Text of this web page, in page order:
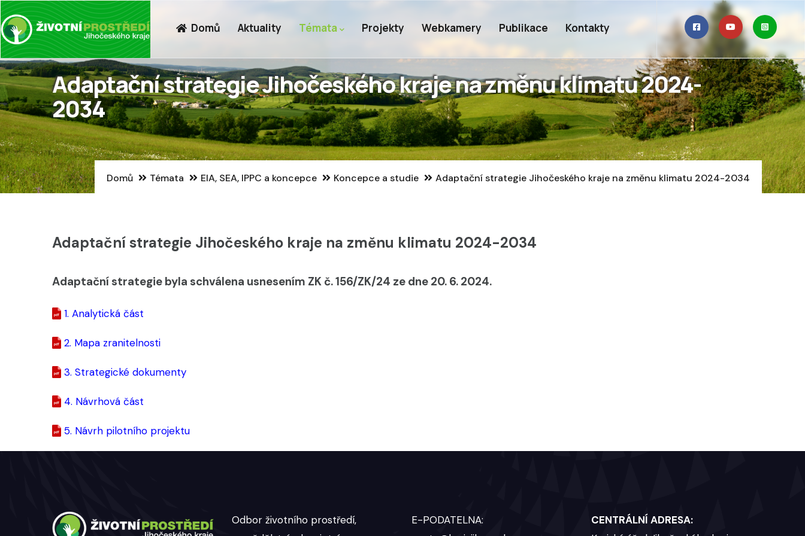
Přejít
k
hlavnímu
obsahu
navigace
Domů Aktuality Témata Projekty Webkamery Publikace Kontakty
Adaptační strategie Jihočeského kraje na změnu klimatu 2024-
2034
Domů Témata EIA, SEA, IPPC a koncepce Koncepce a studie Adaptační strategie Jihočeského kraje na změnu klimatu 2024-2034
Adaptační strategie Jihočeského kraje na změnu klimatu 2024-2034
Adaptační strategie byla schválena usnesením ZK č. 156/ZK/24 ze dne 20. 6. 2024.
1. Analytická část
2. Mapa zranitelnosti
3. Strategické dokumenty
4. Návrhová část
5. Návrh pilotního projektu
Odbor životního prostředí,
E-PODATELNA:
CENTRÁLNÍ ADRESA: